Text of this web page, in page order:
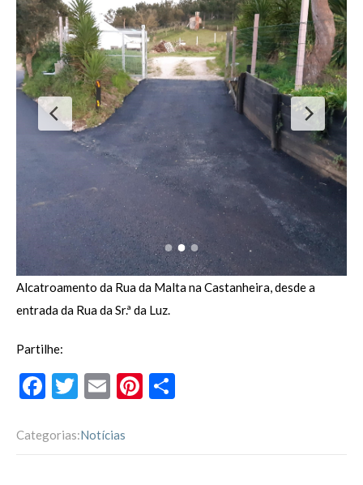
Alcatroamento da Rua da Malta na Castanheira, desde a
entrada da Rua da Sr.ª da Luz.
Partilhe:
F
e
T
itt
E
ai
Pi
Categorias:Notícias